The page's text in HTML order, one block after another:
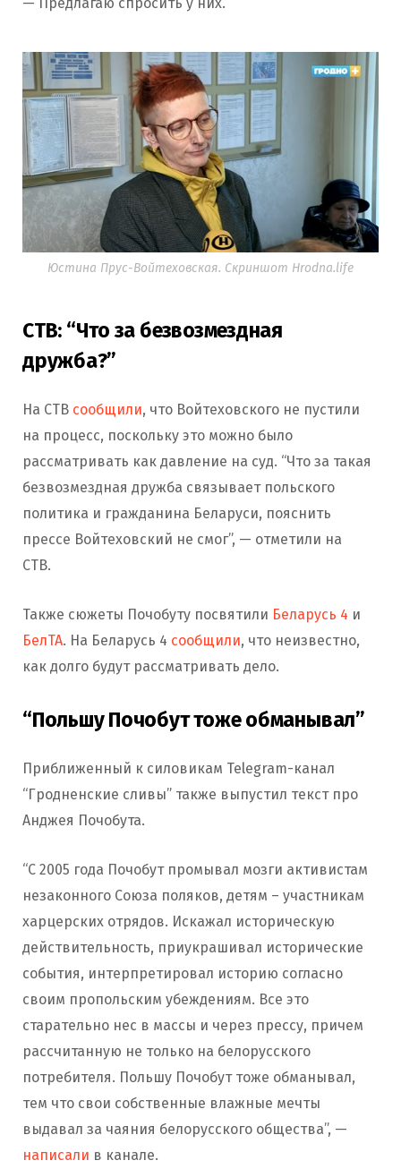
Юстина Прус-Войтеховская. Скриншот Hrodna.life
СТВ: “Что за безвозмездная
дружба?”
На СТВ сообщили, что Войтеховского не пустили
на процесс, поскольку это можно было
рассматривать как давление на суд. “Что за такая
безвозмездная дружба связывает польского
политика и гражданина Беларуси, пояснить
прессе Войтеховский не смог”, — отметили на
СТВ.
Также сюжеты Почобуту посвятили Беларусь 4 и
БелТА. На Беларусь 4 сообщили, что неизвестно,
как долго будут рассматривать дело.
“Польшу Почобут тоже обманывал”
Приближенный к силовикам Telegram-канал
“Гродненские сливы” также выпустил текст про
Анджея Почобута.
“С 2005 года Почобут промывал мозги активистам
незаконного Союза поляков, детям – участникам
харцерских отрядов. Искажал историческую
действительность, приукрашивал исторические
события, интерпретировал историю согласно
своим пропольским убеждениям. Все это
старательно нес в массы и через прессу, причем
рассчитанную не только на белорусского
потребителя. Польшу Почобут тоже обманывал,
тем что свои собственные влажные мечты
выдавал за чаяния белорусского общества”, —
написали в канале.